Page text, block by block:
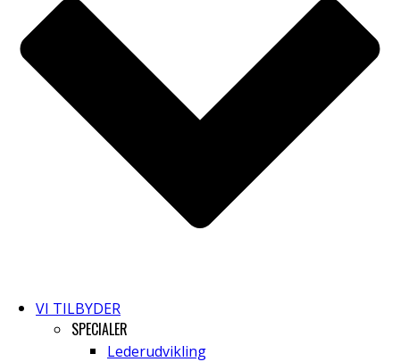
VI TILBYDER
SPECIALER
Lederudvikling